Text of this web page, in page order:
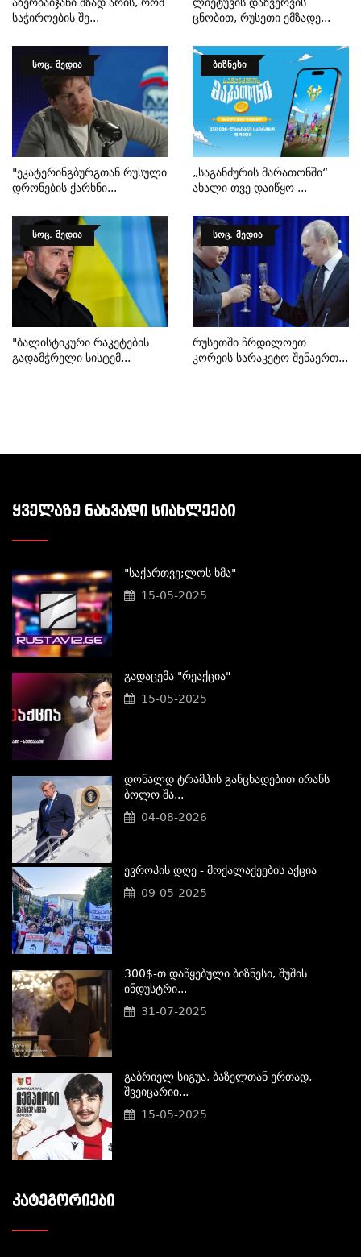
Საჭიროების Შე...
Ცნობით, Რუსეთი Ემზადე...
ᲡᲝᲪ. ᲛᲔᲓᲘᲐ
"ეკატერინგბურგთან Რუსული
Დრონების Ქარხნი...
ᲑᲘᲖᲜᲔᲡᲘ
„საგანძურის Მარათონში“
Ახალი Თვე Დაიწყო ...
ᲡᲝᲪ. ᲛᲔᲓᲘᲐ
"ბალისტიკური Რაკეტების
Გადამჭრელი Სისტემ...
ᲡᲝᲪ. ᲛᲔᲓᲘᲐ
Რუსეთში Ჩრდილოეთ
Კორეის Სარაკეტო Შენაერთ...
ᲧᲕᲔᲚᲐᲖᲔ ᲜᲐᲮᲕᲐᲓᲘ ᲡᲘᲐᲮᲚᲔᲔᲑᲘ
"საქართვე;ლოს Ხმა"
15-05-2025
Გადაცემა "რეაქცია"
15-05-2025
Დონალდ Ტრამპის Განცხადებით Ირანს
Ბოლო Შა...
04-08-2026
Ევროპის Დღე - Მოქალაქეების Აქცია
09-05-2025
300$-Თ Დაწყებული Ბიზნესი, Შუშის
Ინდუსტრი...
31-07-2025
Გაბრიელ Სიგუა, Ბაზელთან Ერთად,
Შვეიცარიი...
15-05-2025
ᲙᲐᲢᲔᲒᲝᲠᲘᲔᲑᲘ